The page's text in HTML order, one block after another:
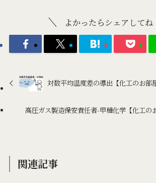
よかったらシェアしてね
対数平均温度差の導出【化工のお部
高圧ガス製造保安責任者-甲種化学【化工の
関連記事